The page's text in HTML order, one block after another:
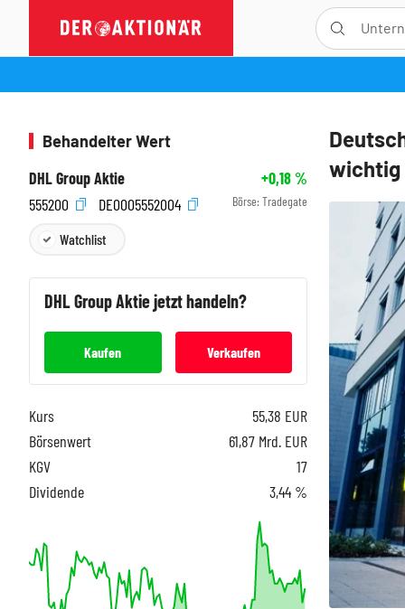
wichtig
Behandelter Wert
DHL Group Aktie
+0,18%
555200
DE0005552004 Börse: Tradegate
Watchlist
DHL GroupAktie jetzt handeln?
Kaufen Verkaufen
Kurs 55,38 EUR
Börsenwert
61,87 Mrd. EUR
KGV
17
Dividende
3,44 %